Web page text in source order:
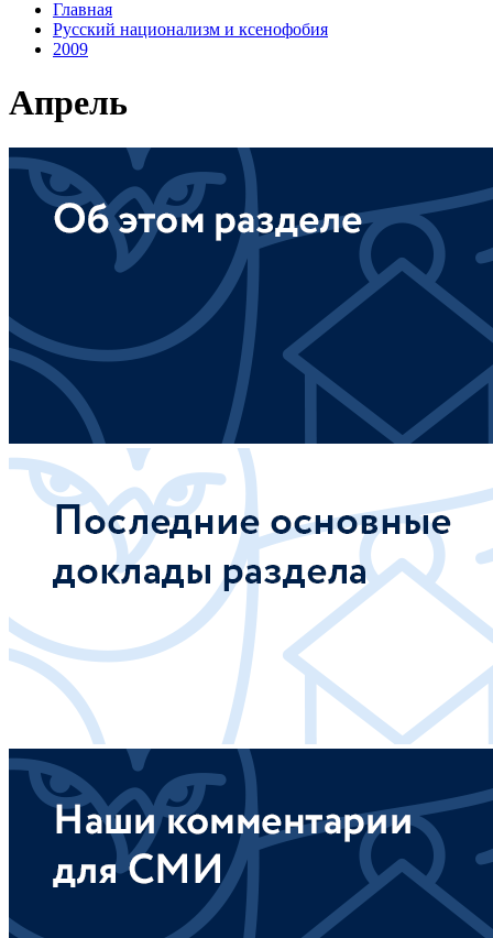
Главная
Русский национализм и ксенофобия
2009
Апрель